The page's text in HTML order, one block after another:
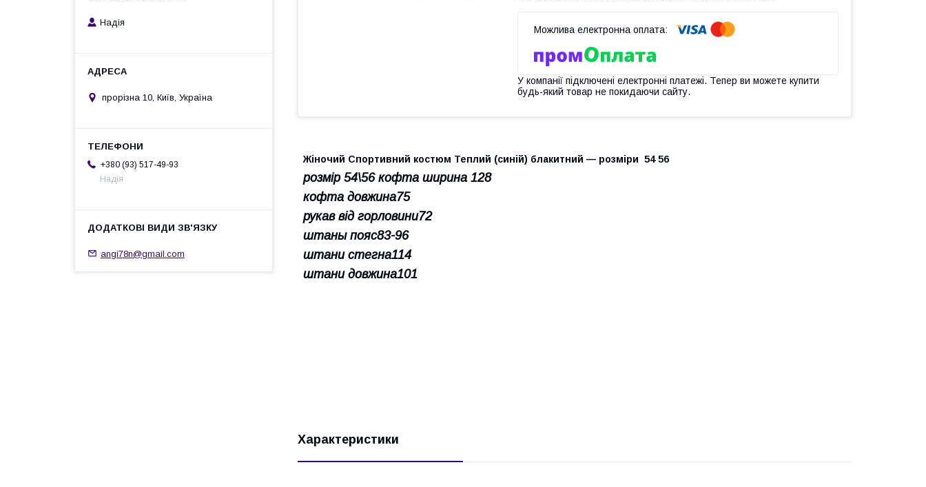
У компанії підключені електронні платежі. Тепер ви можете купити
будь-який товар не покидаючи сайту.
Жіночий Спортивний костюм Теплий (синій) блакитний — розміри 54 56
розмір 54\56 кофта ширина 128
кофта довжина75
рукав від горловини72
штаны пояс83-96
штани стегна114
штани довжина101
Характеристики
Надія
прорізна 10, Київ, Україна
+380 (93) 517-49-93
Надія
angi78n@gmail.com